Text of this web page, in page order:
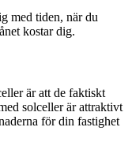
med tiden, när du
kostar dig.
är att de faktiskt
solceller är attraktivt
för din fastighet